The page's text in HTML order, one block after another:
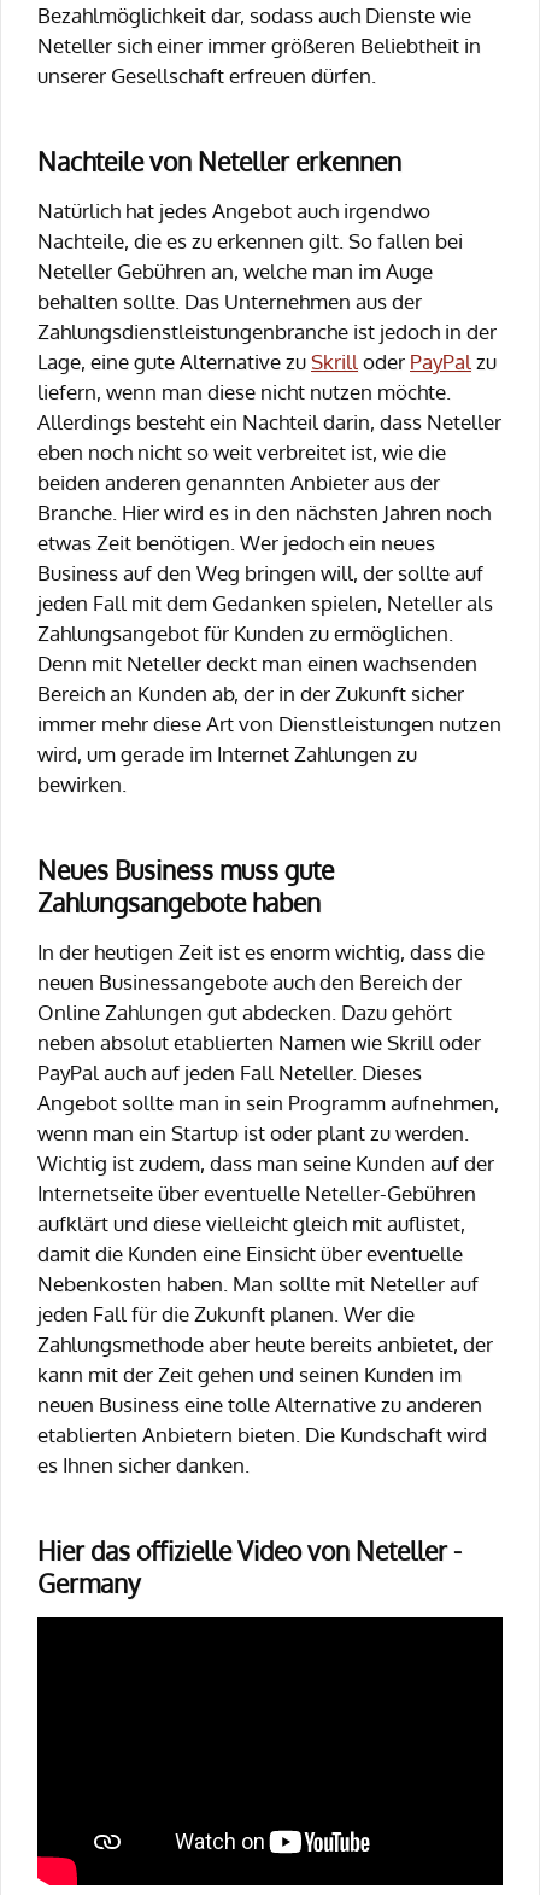
Bezahlmöglichkeit dar, sodass auch Dienste wie
Neteller sich einer immer größeren Beliebtheit in
unserer Gesellschaft erfreuen dürfen.
Nachteile von Neteller erkennen
Natürlich hat jedes Angebot auch irgendwo
Nachteile, die es zu erkennen gilt. So fallen bei
Neteller Gebühren an, welche man im Auge
behalten sollte. Das Unternehmen aus der
Zahlungsdienstleistungenbranche ist jedoch in der
Lage, eine gute Alternative zuSkrilloder PayPalzu
liefern, wenn man diese nicht nutzen möchte.
Allerdings besteht ein Nachteil darin, dass Neteller
eben noch nicht so weit verbreitet ist, wie die
beiden anderen genannten Anbieter aus der
Branche. Hier wird es in den nächsten Jahren noch
etwas Zeit benötigen. Wer jedoch ein neues
Business auf den Weg bringen will, der sollte auf
jeden Fall mit dem Gedanken spielen, Neteller als
Zahlungsangebot für Kunden zu ermöglichen.
Denn mit Neteller deckt man einen wachsenden
Bereich an Kunden ab, der in der Zukunft sicher
immer mehr diese Art von Dienstleistungen nutzen
wird, um gerade im Internet Zahlungen zu
bewirken.
Neues Business muss gute
Zahlungsangebote haben
In der heutigen Zeit ist es enorm wichtig, dass die
neuen Businessangebote auch den Bereich der
Online Zahlungen gut abdecken. Dazu gehört
neben absolut etablierten Namen wie Skrill oder
PayPal auch auf jeden Fall Neteller. Dieses
Angebot sollte man in sein Programm aufnehmen,
wenn man ein Startup ist oder plant zu werden.
Wichtig ist zudem, dass man seine Kunden auf der
Internetseite über eventuelle Neteller-Gebühren
aufklärt und diese vielleicht gleich mit auflistet,
damit die Kunden eine Einsicht über eventuelle
Nebenkosten haben. Man sollte mit Neteller auf
jeden Fall für die Zukunft planen. Wer die
Zahlungsmethode aber heute bereits anbietet, der
kann mit der Zeit gehen und seinen Kunden im
neuen Business eine tolle Alternative zu anderen
etablierten Anbietern bieten. Die Kundschaft wird
es Ihnen sicher danken.
Hier das offizielle Video von Neteller -
Germany